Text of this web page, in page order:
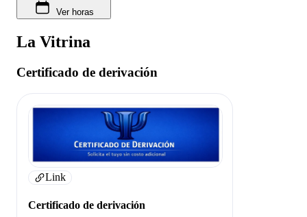
Ver horas
La Vitrina
Certificado de derivación
Link
Certificado de derivación